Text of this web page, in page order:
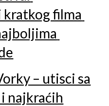
filma
– utisci sa
najkraćih